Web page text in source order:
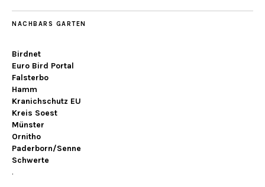
NACHBARS GARTEN
Birdnet
Euro Bird Portal
Falsterbo
Hamm
Kranichschutz EU
Kreis Soest
Münster
Ornitho
Paderborn/Senne
Schwerte
.